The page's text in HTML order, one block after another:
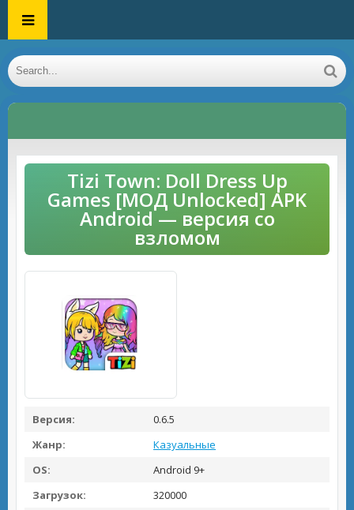
Tizi Town: Doll Dress Up
Games [МОД Unlocked] APK
Android — версия со
взломом
Версия:
0.6.5
Жанр:
Казуальные
OS:
Android 9+
Загрузок:
320000